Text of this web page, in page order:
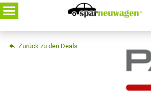
Skip
to
content
Zurück zu den Deals